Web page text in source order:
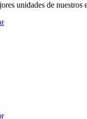
unidades de nuestros